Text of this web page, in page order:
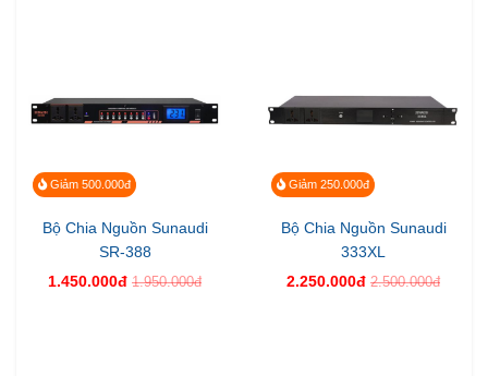
Giảm 500.000đ
Bộ Chia Nguồn Sunaudi
SR-388
1.450.000đ 1.950.000đ
Giảm 250.000đ
Bộ Chia Nguồn Sunaudi
333XL
2.250.000đ 2.500.000đ